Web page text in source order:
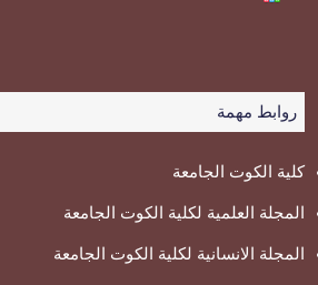
روابط مهمة
كلية الكوت الجامعة
المجلة العلمية لكلية الكوت الجامعة
المجلة الانسانية لكلية الكوت الجامعة